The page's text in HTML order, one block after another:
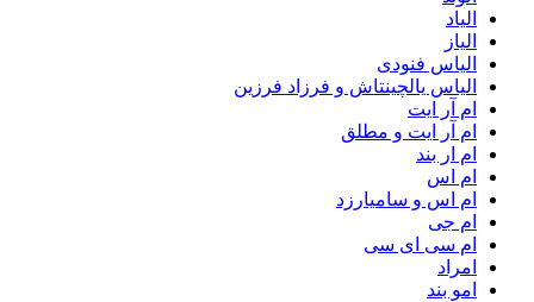
الیاد
الیاز
الیاس فنودی
الیاس یالچینتاش و فرزاد فرزین
ام آر ایت
ام آر ایت و مطلق
ام‌ ار بند
ام اس
ام اس و سامیارزد
ام جی
ام سی ای سی
امراد
امو بند